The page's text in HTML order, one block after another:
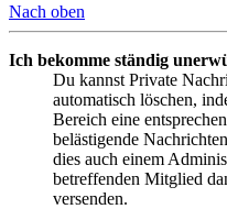
Nach oben
Ich bekomme ständig
Du kannst Private
automatisch löschen,
Bereich eine
belästigende
dies auch einem
betreffenden Mitglied
versenden.